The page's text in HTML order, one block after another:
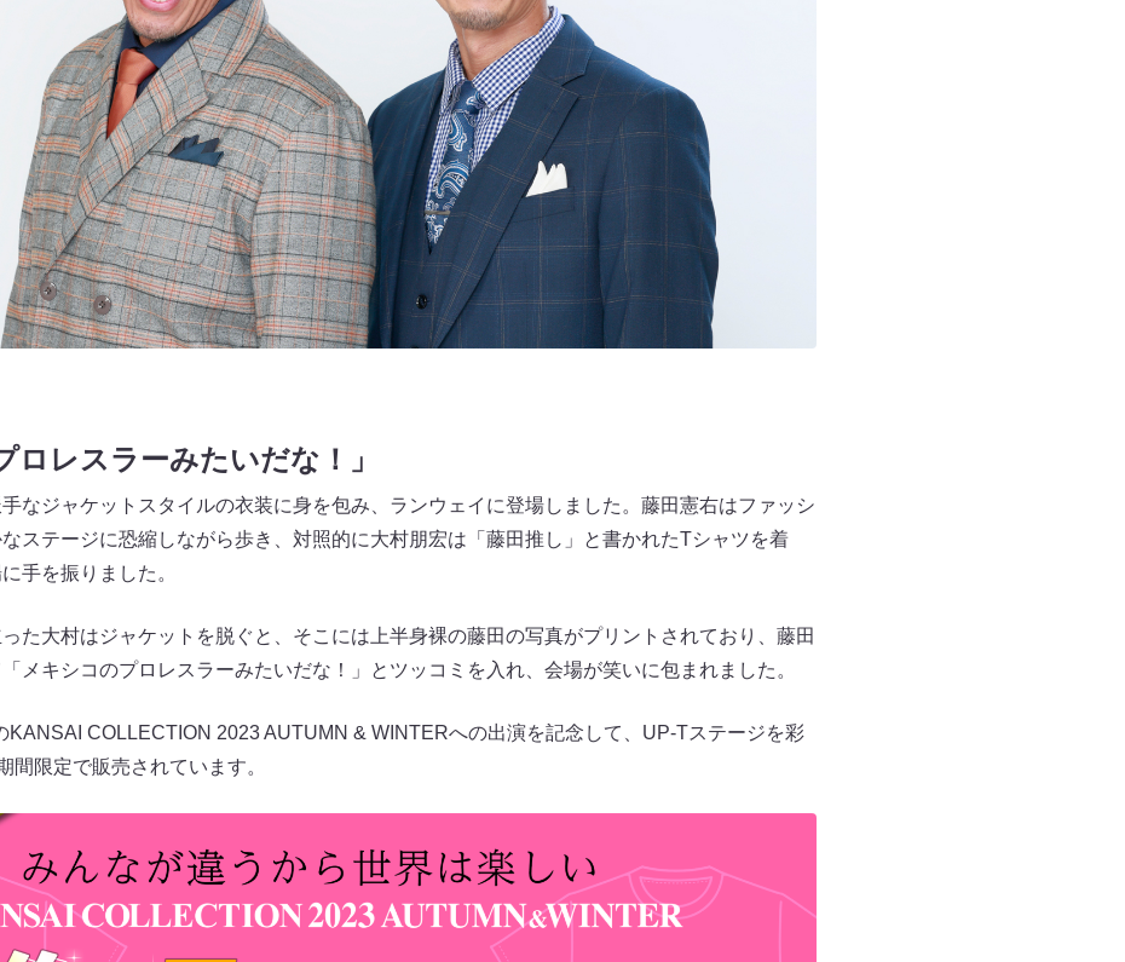
ロレスラーみたいだな！」
手なジャケットスタイルの衣装に身を包み、ランウェイに登場しました。藤田憲右はファッシ
ステージに恐縮しながら歩き、対照的に大村朋宏は「藤田推し」と書かれたTシャツを着
手を振りました。
た大村はジャケットを脱ぐと、そこには上半身裸の藤田の写真がプリントされており、藤田
メキシコのプロレスラーみたいだな！」とツッコミを入れ、会場が笑いに包まれました。
KANSAI COLLECTION 2023 AUTUMN & WINTERへの出演を記念して、UP-Tステージを彩
間限定で販売されています。